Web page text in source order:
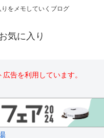
をメモしていくブログ
気に入り
告を利用しています。